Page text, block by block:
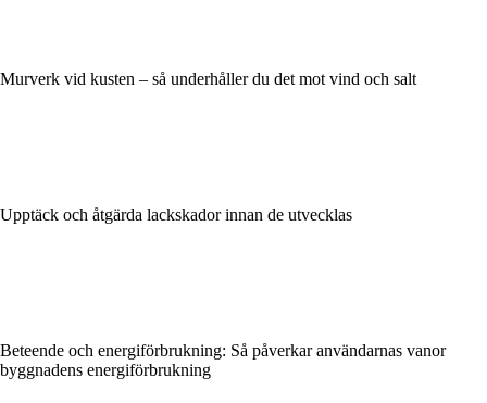
Murverk vid kusten – så underhåller du det mot vind och salt
Upptäck och åtgärda lackskador innan de utvecklas
Beteende och energiförbrukning: Så påverkar användarnas vanor
byggnadens energiförbrukning